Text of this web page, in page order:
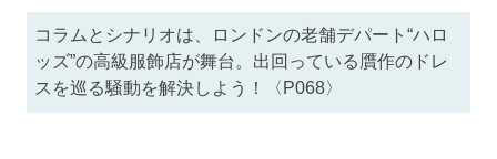
コラムとシナリオは、ロンドンの老舗デパート“ハロ
ッズ”の高級服飾店が舞台。出回っている贋作のドレ
スを巡る騒動を解決しよう！〈P068〉